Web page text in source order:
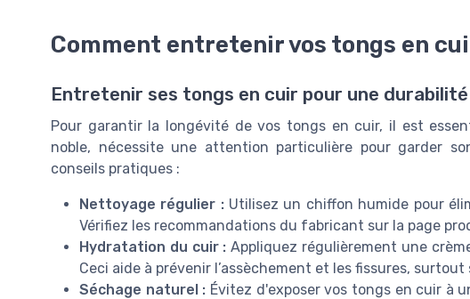
Comment entretenir vos tongs en
Entretenir ses tongs en cuir pour une
Pour garantir la longévité de vos tongs en cuir, il est
noble, nécessite une attention particulière pour garder
conseils pratiques :
Nettoyage régulier :Utilisez un chiffon humide pour
Vérifiez les recommandations du fabricant sur la page
Hydratation du cuir : Appliquez régulièrement une
Ceci aide à prévenir l’assèchement et les fissures,
Séchage naturel : Évitez d'exposer vos tongs en cuir à